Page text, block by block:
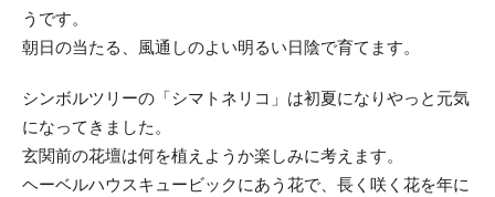
うです。
朝日の当たる、風通しのよい明るい日陰で育てます。
シンボルツリーの「シマトネリコ」は初夏になりやっと元気
になってきました。
玄関前の花壇は何を植えようか楽しみに考えます。
ヘーベルハウスキュービックにあう花で、長く咲く花を年に